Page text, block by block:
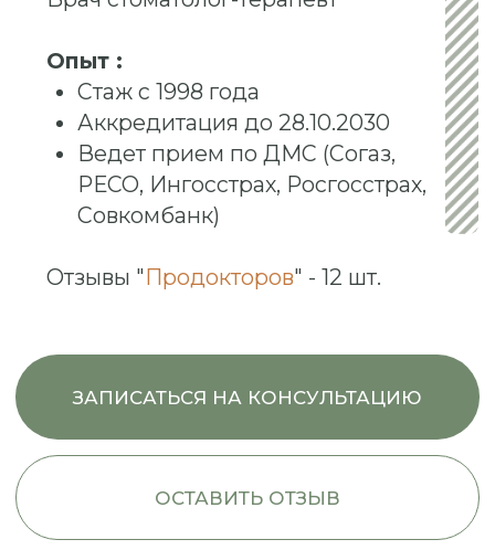
ОСТАВИТЬ ОТЗЫВ
Башкирский государственный
медицинский университет
1998
Стоматология
Базовое образование
Образование